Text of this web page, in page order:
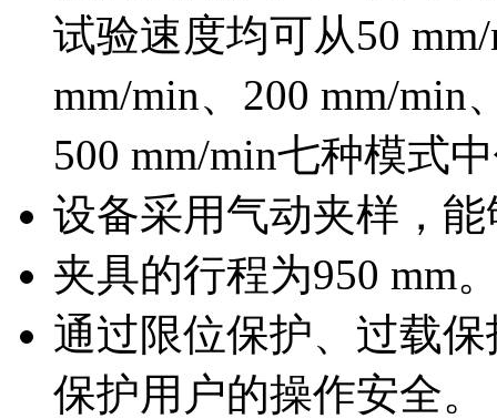
试验速度均可从50
mm/min、200 mm/min
500 mm/min七种模式
设备采用气动夹样，
夹具的行程为950 mm
通过限位保护、过载
保护用户的操作安全。